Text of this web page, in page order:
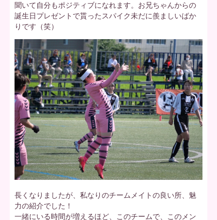
聞いて自分もポジティブになれます。お兄ちゃんからの
誕生日プレゼントで貰ったスパイク未だに羨ましいばか
りです（笑）
長くなりましたが、私なりのチームメイトの良い所、魅
力の紹介でした！
一緒にいる時間が増えるほど、このチームで、このメン